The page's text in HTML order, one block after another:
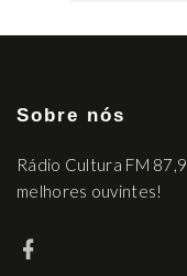
Sobre nós
Rádio Cultura FM
melhores ouvintes!